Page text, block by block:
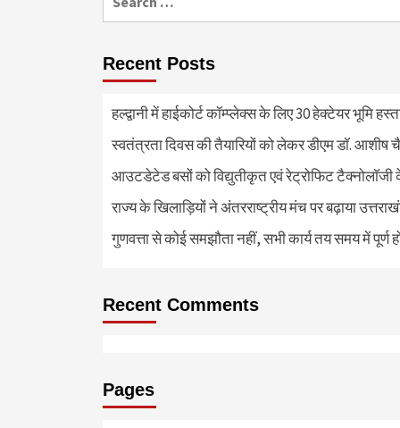
for:
Recent Posts
हल्द्वानी में हाईकोर्ट कॉम्प्लेक्स के लिए 30 हेक्टेयर भूमि
स्वतंत्रता दिवस की तैयारियों को लेकर डीएम डॉ. आशीष
आउटडेटेड बसों को विद्युतीकृत एवं रेट्रोफिट टैक्नोलाॅजी
राज्य के खिलाड़ियों ने अंतरराष्ट्रीय मंच पर बढ़ाया
गुणवत्ता से कोई समझौता नहीं, सभी कार्य तय समय में पूर्ण
Recent Comments
Pages